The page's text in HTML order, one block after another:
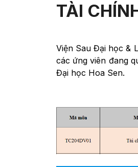
TÀI
Viện Sau Đại học &
các ứng viên đang
Đại học Hoa Sen.